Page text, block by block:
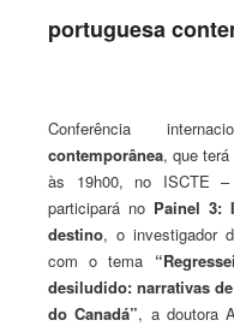
portuguesa
Conferência
contemporânea, que
às 19h00, no ISCTE
participará no Painel 3:
destino, o investigador
com o tema
desiludido: narrativas
do Canadá”, a doutora